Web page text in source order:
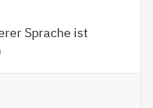
Sprache ist